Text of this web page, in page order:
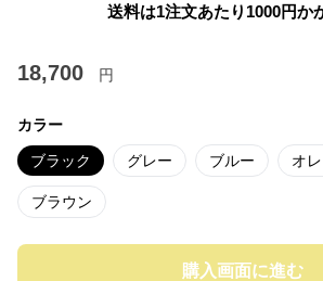
送料は1注文あたり 1000円か
18,700 円
カラー
ブラック グレー ブルー オ
ブラウン
購入画面に進む